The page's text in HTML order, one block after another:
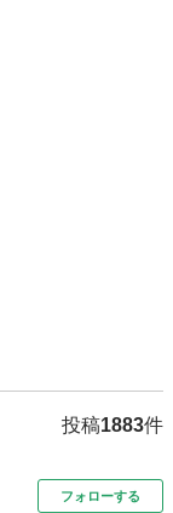
投稿1883件
フォローする